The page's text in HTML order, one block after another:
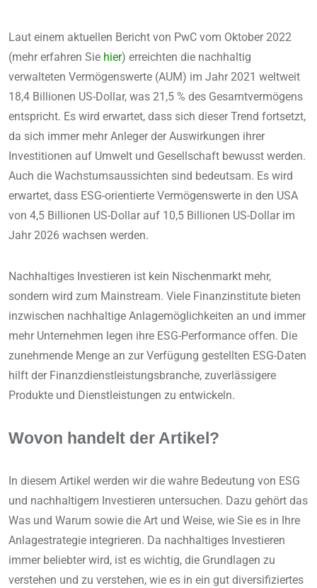
Laut einem aktuellen Bericht von PwC vom Oktober 2022
(mehr erfahren Sie hier) erreichten die nachhaltig
verwalteten Vermögenswerte (AUM) im Jahr 2021 weltweit
18,4 Billionen US-Dollar, was 21,5 % des Gesamtvermögens
entspricht. Es wird erwartet, dass sich dieser Trend fortsetzt,
da sich immer mehr Anleger der Auswirkungen ihrer
Investitionen auf Umwelt und Gesellschaft bewusst werden.
Auch die Wachstumsaussichten sind bedeutsam. Es wird
erwartet, dass ESG-orientierte Vermögenswerte in den USA
von 4,5 Billionen US-Dollar auf 10,5 Billionen US-Dollar im
Jahr 2026 wachsen werden.
Nachhaltiges Investieren ist kein Nischenmarkt mehr,
sondern wird zum Mainstream. Viele Finanzinstitute bieten
inzwischen nachhaltige Anlagemöglichkeiten an und immer
mehr Unternehmen legen ihre ESG-Performance offen. Die
zunehmende Menge an zur Verfügung gestellten ESG-Daten
hilft der Finanzdienstleistungsbranche, zuverlässigere
Produkte und Dienstleistungen zu entwickeln.
Wovon handelt der Artikel?
In diesem Artikel werden wir die wahre Bedeutung von ESG
und nachhaltigem Investieren untersuchen. Dazu gehört das
Was und Warum sowie die Art und Weise, wie Sie es in Ihre
Anlagestrategie integrieren. Da nachhaltiges Investieren
immer beliebter wird, ist es wichtig, die Grundlagen zu
verstehen und zu verstehen, wie es in ein gut diversifiziertes